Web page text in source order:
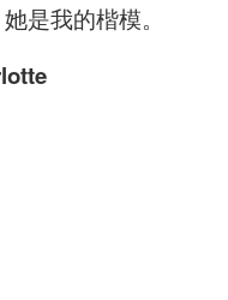
是我的楷模。